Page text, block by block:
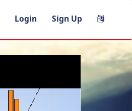
Login Sign Up